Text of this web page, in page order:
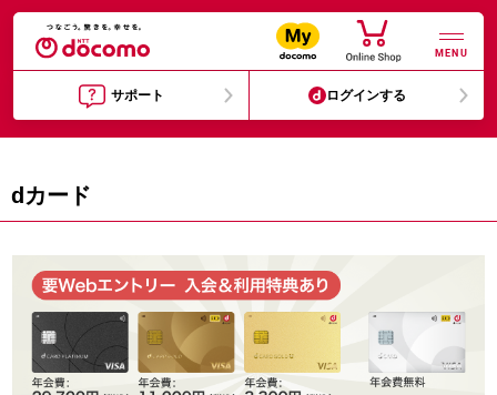
MENU
サポート ログインする
dカード